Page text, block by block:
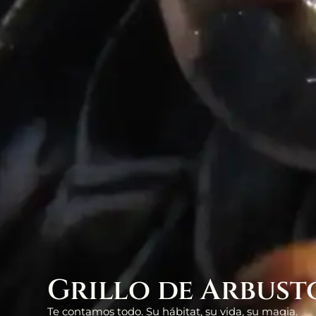
Grillo de
Te contamos todo. Su hábitat, su vida, su magia.